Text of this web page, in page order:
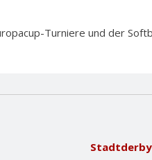
Turniere und der